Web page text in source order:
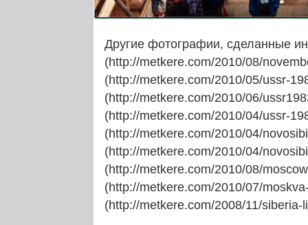
Другие фотографии, сделанные
(http://metkere.com/2010/08/
(http://metkere.com/2010/05/ussr-
(http://metkere.com/2010/06/
(http://metkere.com/2010/04/ussr-
(http://metkere.com/2010/04/
(http://metkere.com/2010/04/
(http://metkere.com/2010/08/
(http://metkere.com/2010/07/
(http://metkere.com/2008/11/siberia-